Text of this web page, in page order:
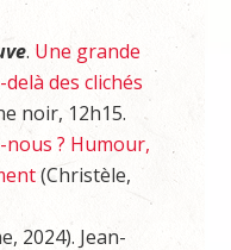
. Une grande
des clichés
noir, 12h15.
nous ? Humour,
(Christèle,
2024). Jean-